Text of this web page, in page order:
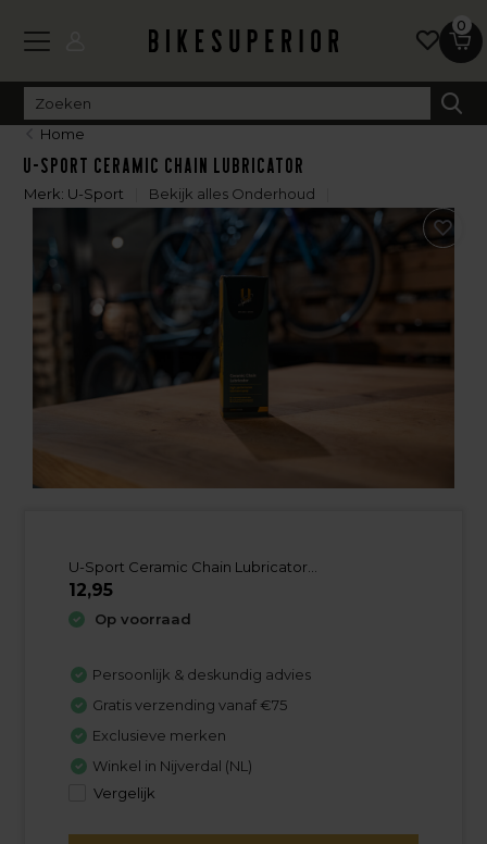
0
Home
U-Sport Ceramic Chain Lubricator
Merk: U-Sport Bekijk alles Onderhoud
U-Sport Ceramic Chain Lubricator...
12,95
Op voorraad
Persoonlijk & deskundig advies
Gratis verzending vanaf €75
Exclusieve merken
Winkel in Nijverdal (NL)
Vergelijk